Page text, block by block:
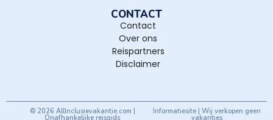
CONTACT
Contact
Over ons
Reispartners
Disclaimer
© 2026 AllInclusievakantie.com |
Onafhankelijke reisgids
Informatiesite | Wij verkopen geen
vakanties